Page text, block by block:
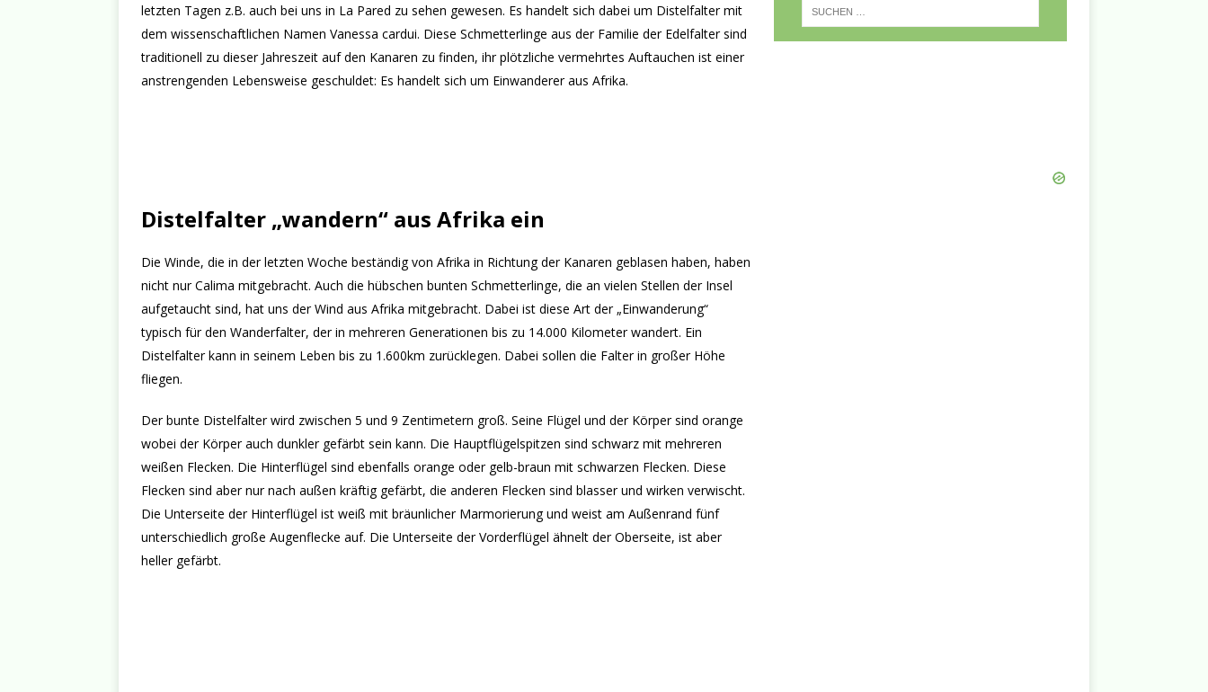
letzten Tagen z.B. auch bei uns in La Pared zu sehen gewesen. Es handelt sich dabei um Distelfalter mit
dem wissenschaftlichen Namen Vanessa cardui. Diese Schmetterlinge aus der Familie der Edelfalter sind
traditionell zu dieser Jahreszeit auf den Kanaren zu finden, ihr plötzliche vermehrtes Auftauchen ist einer
anstrengenden Lebensweise geschuldet: Es handelt sich um Einwanderer aus Afrika.
Distelfalter „wandern“ aus Afrika ein
Die Winde, die in der letzten Woche beständig von Afrika in Richtung der Kanaren geblasen haben, haben
nicht nur Calima mitgebracht. Auch die hübschen bunten Schmetterlinge, die an vielen Stellen der Insel
aufgetaucht sind, hat uns der Wind aus Afrika mitgebracht. Dabei ist diese Art der „Einwanderung“
typisch für den Wanderfalter, der in mehreren Generationen bis zu 14.000 Kilometer wandert. Ein
Distelfalter kann in seinem Leben bis zu 1.600km zurücklegen. Dabei sollen die Falter in großer Höhe
fliegen.
Der bunte Distelfalter wird zwischen 5 und 9 Zentimetern groß. Seine Flügel und der Körper sind orange
wobei der Körper auch dunkler gefärbt sein kann. Die Hauptflügelspitzen sind schwarz mit mehreren
weißen Flecken. Die Hinterflügel sind ebenfalls orange oder gelb-braun mit schwarzen Flecken. Diese
Flecken sind aber nur nach außen kräftig gefärbt, die anderen Flecken sind blasser und wirken verwischt.
Die Unterseite der Hinterflügel ist weiß mit bräunlicher Marmorierung und weist am Außenrand fünf
unterschiedlich große Augenflecke auf. Die Unterseite der Vorderflügel ähnelt der Oberseite, ist aber
heller gefärbt.